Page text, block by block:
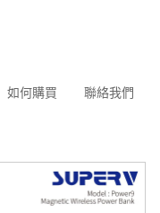
如何購買 聯絡我們